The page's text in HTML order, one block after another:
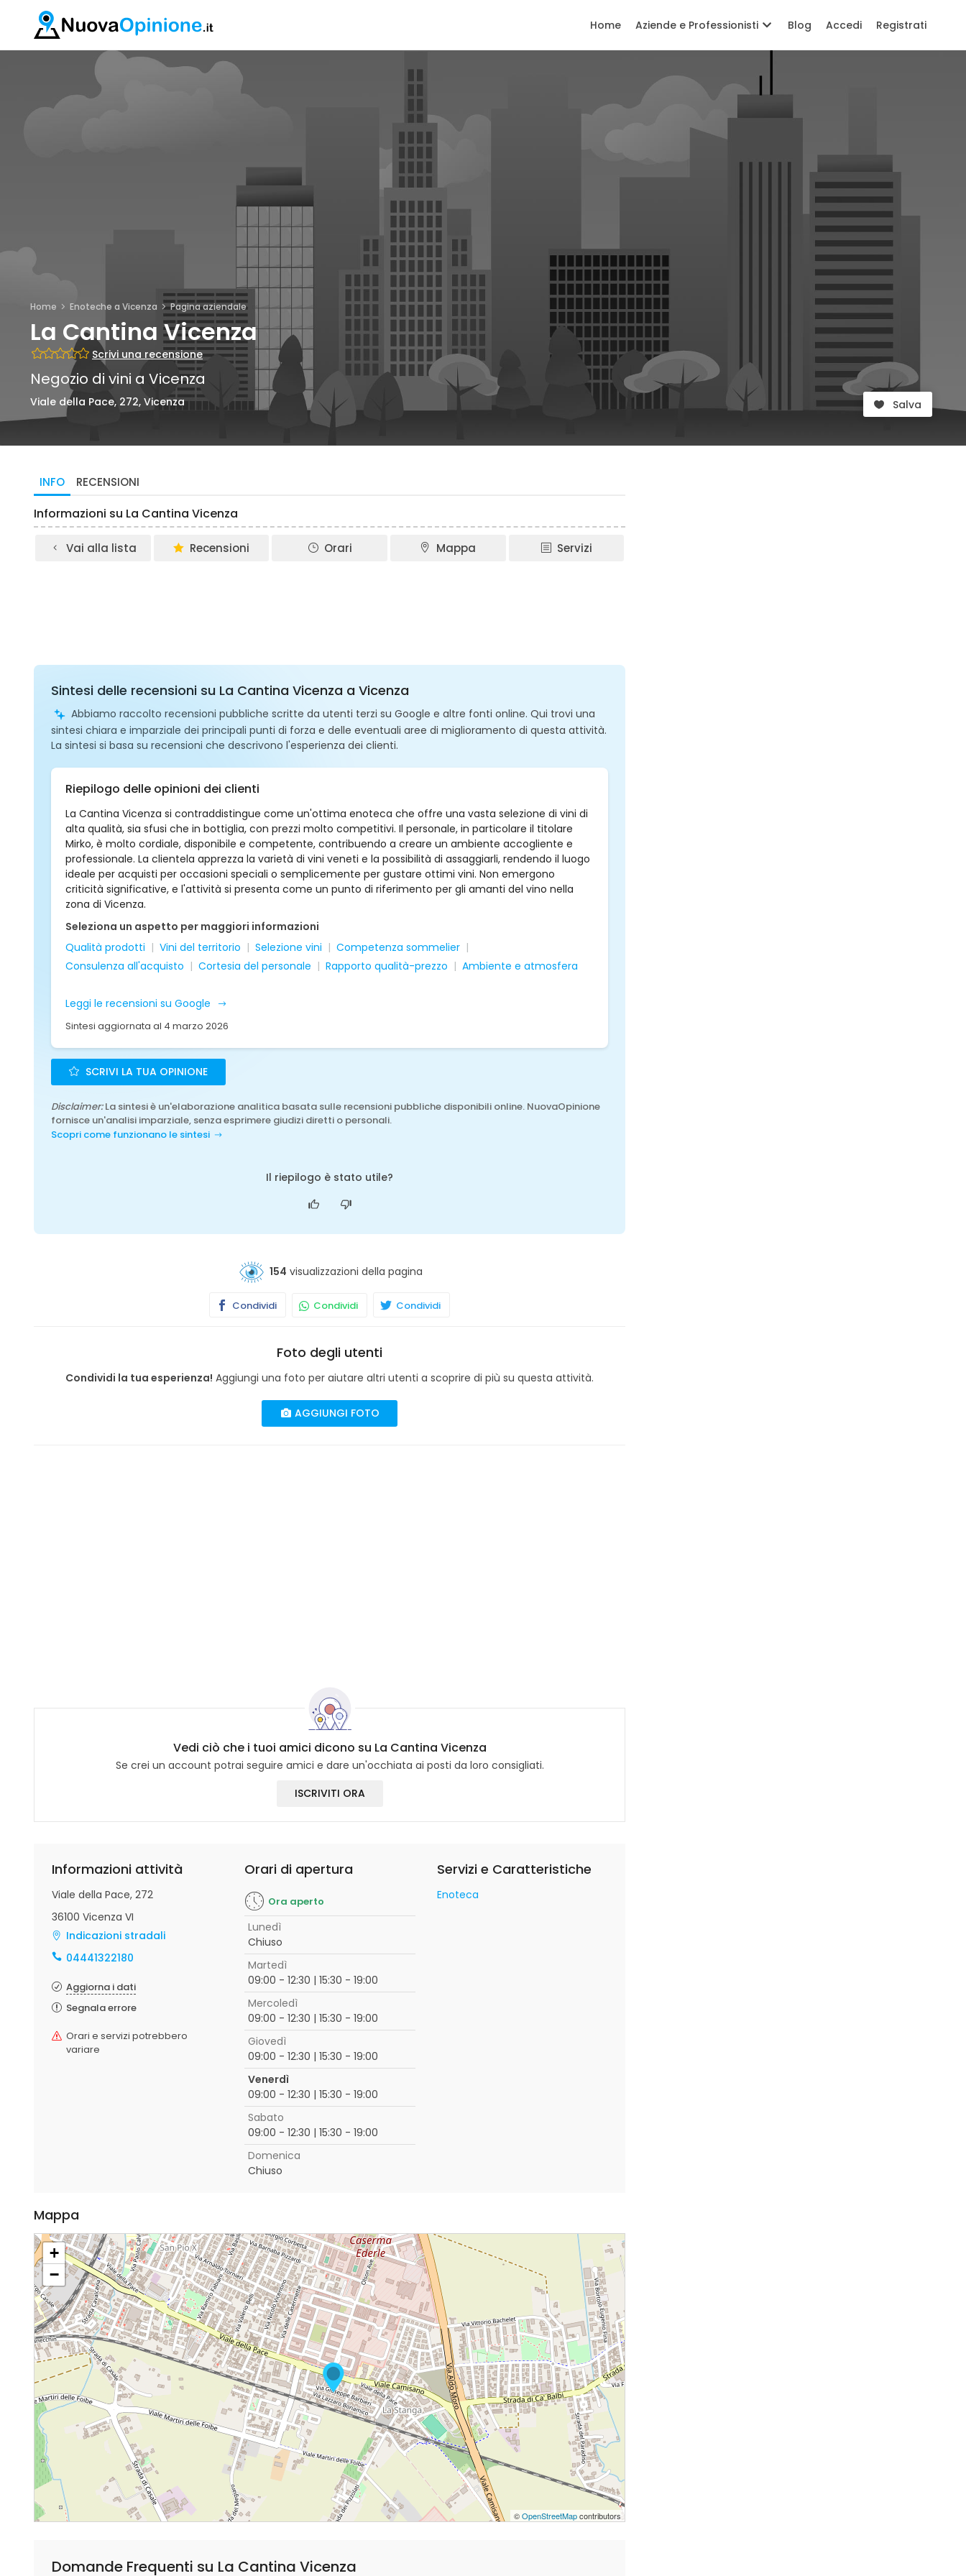
Home Aziende e Professionisti Blog Accedi Registrati
Home Enoteche a Vicenza Pagina aziendale
La Cantina Vicenza
Scrivi una recensione
Negozio di vini a Vicenza
Viale della Pace, 272, Vicenza Salva
INFO RECENSIONI
Informazioni su La Cantina Vicenza
Vai alla lista Recensioni Orari Mappa Servizi
Sintesi delle recensioni su La Cantina Vicenza a Vicenza
Abbiamo raccolto recensioni pubbliche scritte da utenti terzi su Google e altre fonti online. Qui trovi una
sintesi chiara e imparziale dei principali punti di forza e delle eventuali aree di miglioramento di questa attività.
La sintesi si basa su recensioni che descrivono l'esperienza dei clienti.
Riepilogo delle opinioni dei clienti
La Cantina Vicenza si contraddistingue come un'ottima enoteca che offre una vasta selezione di vini di
alta qualità, sia sfusi che in bottiglia, con prezzi molto competitivi. Il personale, in particolare il titolare
Mirko, è molto cordiale, disponibile e competente, contribuendo a creare un ambiente accogliente e
professionale. La clientela apprezza la varietà di vini veneti e la possibilità di assaggiarli, rendendo il luogo
ideale per acquisti per occasioni speciali o semplicemente per gustare ottimi vini. Non emergono
criticità significative, e l'attività si presenta come un punto di riferimento per gli amanti del vino nella
zona di Vicenza.
Seleziona un aspetto per maggiori informazioni
Qualità prodotti
Vini del territorio Selezione vini
Competenza sommelier
Consulenza all'acquisto
Cortesia del personale Rapporto qualità-prezzo Ambiente e atmosfera
Leggi le recensioni su Google
Sintesi aggiornata al 4 marzo 2026
SCRIVI LA TUA OPINIONE
Disclaimer:La sintesi è un'elaborazione analitica basata sulle recensioni pubbliche disponibili online. NuovaOpinione
fornisce un'analisi imparziale, senza esprimere giudizi diretti o personali.
Scopri come funzionano le sintesi
Il riepilogo è stato utile?
154 visualizzazioni della pagina
Condividi Condividi Condividi
Foto degli utenti
Condividi la tua esperienza! Aggiungi una foto per aiutare altri utenti a scoprire di più su questa attività.
AGGIUNGI FOTO
Vedi ciò che i tuoi amici dicono su La Cantina Vicenza
Se crei un account potrai seguire amici e dare un'occhiata ai posti da loro consigliati.
ISCRIVITI ORA
Informazioni attività
Viale della Pace, 272
36100 Vicenza VI
Indicazioni stradali
04441322180
Aggiorna i dati
Segnala errore
Orari e servizi potrebbero
variare
Orari di apertura
Ora aperto
Lunedì
Chiuso
Martedì
09:00 - 12:30 | 15:30 - 19:00
Mercoledì
09:00 - 12:30 | 15:30 - 19:00
Giovedì
09:00 - 12:30 | 15:30 - 19:00
Venerdì
09:00 - 12:30 | 15:30 - 19:00
Sabato
09:00 - 12:30 | 15:30 - 19:00
Domenica
Chiuso
Servizi e Caratteristiche
Enoteca
Mappa
+
−
©OpenStreetMapcontributors
Domande Frequenti su La Cantina Vicenza